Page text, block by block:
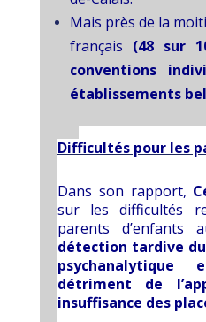
Mais près de la
français (48 sur
conventions
établissements
Difficultés pour les
Dans son rapport,
sur les difficultés
parents d’enfants
détection tardive
détriment de
insuffisance des